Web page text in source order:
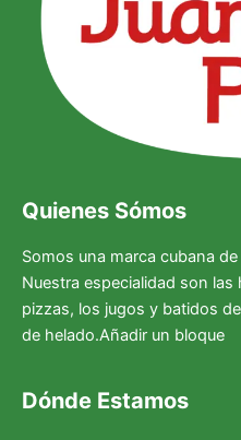
Quienes Sómos
Somos una marca cubana
Nuestra especialidad son las
pizzas, los jugos y batidos
de helado.Añadir un bloque
Dónde Estamos